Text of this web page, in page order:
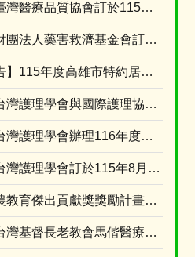
【轉知】臺灣醫療品質協會訂於115年9月8日假高雄榮民總醫院門診大樓第二會議室舉辦「護理人的....
【轉知】財團法人藥害救濟基金會訂於115年9月9日舉辦「2026【醫識能•藥識能】線上直播講....
【重要公告】115年度高雄市特約居家長照機構績優長照人員表揚活動，收件受理期限延長至115年....
【轉知】台灣護理學會與國際護理協會(ICN)共同辦理2027年「第31屆ICN 國際護理大會....
【轉知】台灣護理學會辦理116年度個別型研究計畫補助申請
【轉知】台灣護理學會訂於115年8月15日舉辦「腫瘤照護實證應用」網路研習會(線上視訊課程)
高雄市食農教育傑出貢獻獎獎勵計畫及活動簡章
【轉知】台灣基督長老教會馬偕醫療財團法人台東馬偕紀念醫院訂於115年8月15日(星期六)舉辦....